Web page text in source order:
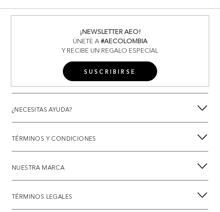
¡NEWSLETTER AEO!
ÚNETE A#AECOLOMBIA
Y RECIBE UN REGALO ESPECIAL
SUSCRIBIRSE
¿NECESITAS AYUDA?
TÉRMINOS Y CONDICIONES
NUESTRA MARCA
TÉRMINOS LEGALES